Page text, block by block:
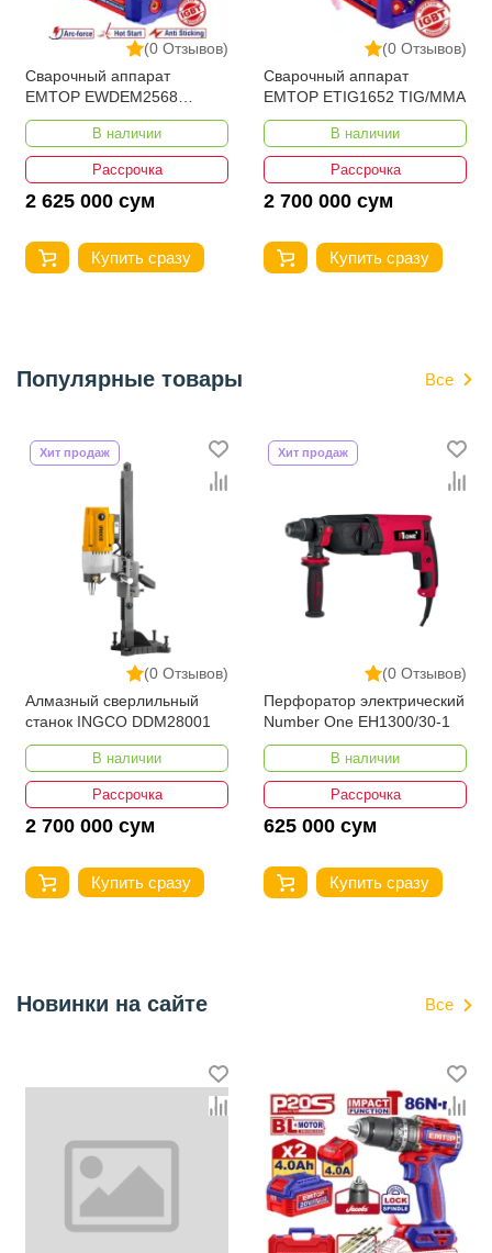
(0 Отзывов)
Сварочный аппарат
EMTOP EWDEM2568
MMA/TIG Lift
В наличии
Рассрочка
2 625 000 сум
Купить сразу
(0 Отзывов)
Сварочный аппарат
EMTOP ETIG1652 TIG/MMA
В наличии
Рассрочка
2 700 000 сум
Купить сразу
Популярные товары Все
(0 Отзывов)
Хит продаж
Алмазный сверлильный
станок INGCO DDM28001
В наличии
Рассрочка
2 700 000 сум
Купить сразу
(0 Отзывов)
Хит продаж
Перфоратор электрический
Number One EH1300/30-1
В наличии
Рассрочка
625 000 сум
Купить сразу
Новинки на сайте Все